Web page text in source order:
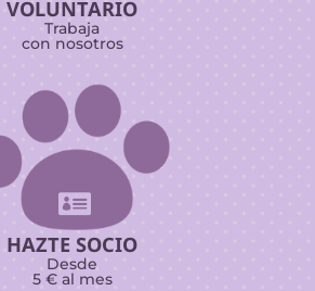
VOLUNTARIO
Trabaja
con nosotros

HAZTE SOCIO
Desde
5 € al mes